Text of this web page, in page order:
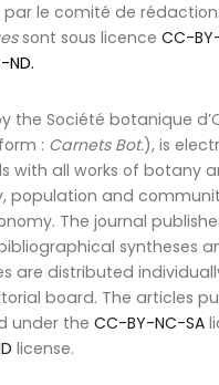
le comité de
sont sous licence CC-
ND.
the Société botanique
: Carnets Bot.), is
with all works of botany
population and
The journal
syntheses
are distributed
board. The articles
under the CC-BY-NC-SA
license.